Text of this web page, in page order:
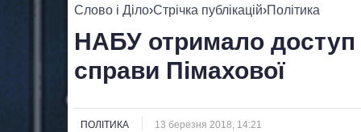
УСІ ПОЛІТИКИ ПРЕЗИДЕНТ І ОФІС
Слово і Діло›Стрічка публікацій›Політика
НАБУ отримало доступ
справи Пімахової
ПОЛІТИКА 13 березня 2018, 14:21